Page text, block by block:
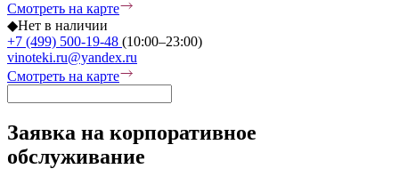
Смотреть на карте
◆Нет в наличии
+7 (499) 500-19-48 (10:00–23:00)
vinoteki.ru@yandex.ru
Смотреть на карте
Заявка на корпоративное
обслуживание